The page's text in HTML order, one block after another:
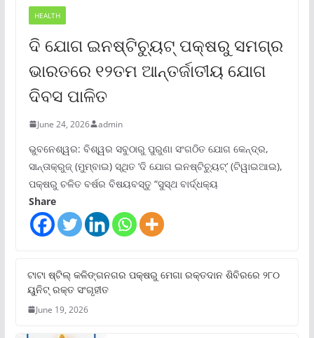
HEALTH
ଦି ଯୋଗ ଇନଷ୍ଟିଚ୍ୟୁଟ୍ ପକ୍ଷରୁ ସମଗ୍ର
ଭାରତରେ ୧୨ତମ ଆନ୍ତର୍ଜାତୀୟ ଯୋଗ
ଦିବସ ପାଳିତ
June 24, 2026 admin
ଭୁବନେଶ୍ୱର: ବିଶ୍ୱର ସବୁଠାରୁ ପୁରୁଣା ସଂଗଠିତ ଯୋଗ କେନ୍ଦ୍ର,
ସାନ୍ତାକ୍ରୁଜ୍ (ମୁମ୍ବାଇ) ସ୍ଥିତ ‘ଦି ଯୋଗ ଇନଷ୍ଟିଚ୍ୟୁଟ୍‌’ (ଟିୱାଇଆଇ),
ପକ୍ଷରୁ ଚଳିତ ବର୍ଷର ବିଷୟବସ୍ତୁ “ସୁସ୍ଥ ବାର୍ଦ୍ଧକ୍ୟ
Share
ଟାଟା ଷ୍ଟିଲ୍‌ କଳିଙ୍ଗନଗର ପକ୍ଷରୁ ମେଗା ରକ୍ତଦାନ ଶିବିରରେ ୨୮୦
ୟୁନିଟ୍‌ ରକ୍ତ ସଂଗୃହୀତ
June 19, 2026